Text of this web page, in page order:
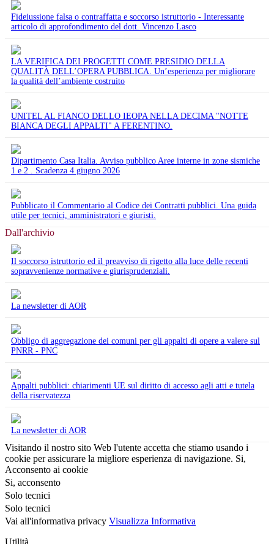
Fideiussione falsa o contraffatta e soccorso istruttorio - Interessante
articolo di approfondimento del dott. Vincenzo Lasco
LA VERIFICA DEI PROGETTI COME PRESIDIO DELLA
QUALITÀ DELL’OPERA PUBBLICA. Un’esperienza per migliorare
la qualità dell’ambiente costruito
UNITEL AL FIANCO DELLO IEOPA NELLA DECIMA "NOTTE
BIANCA DEGLI APPALTI" A FERENTINO.
Dipartimento Casa Italia. Avviso pubblico Aree interne in zone sismiche
1 e 2 . Scadenza 4 giugno 2026
Pubblicato il Commentario al Codice dei Contratti pubblici. Una guida
utile per tecnici, amministratori e giuristi.
Dall'archivio
Il soccorso istruttorio ed il preavviso di rigetto alla luce delle recenti
sopravvenienze normative e giurisprudenziali.
La newsletter di AOR
Obbligo di aggregazione dei comuni per gli appalti di opere a valere sul
PNRR - PNC
Appalti pubblici: chiarimenti UE sul diritto di accesso agli atti e tutela
della riservatezza
La newsletter di AOR
Visitando il nostro sito Web l'utente accetta che stiamo usando i
cookie per assicurare la migliore esperienza di navigazione. Si,
Acconsento ai cookie
Si, acconsento
Solo tecnici
Solo tecnici
Vai all'informativa privacy Visualizza Informativa
Utilità